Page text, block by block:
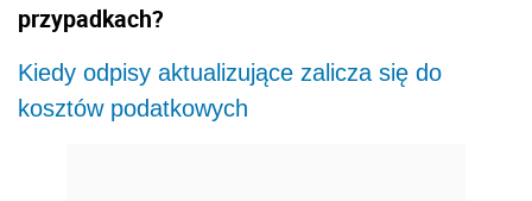
przypadkach?
Kiedy odpisy aktualizujące zalicza się do
kosztów podatkowych